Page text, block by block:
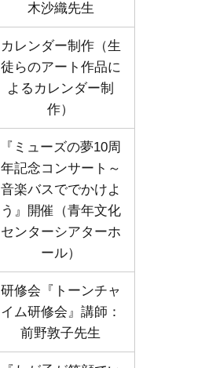
木沙織先生
カレンダー制作（生
徒らのアート作品に
よるカレンダー制
作）
『ミューズの夢10周
年記念コンサート～
音楽バスででかけよ
う』開催（青年文化
センターシアターホ
ール）
研修会『トーンチャ
イム研修会』講師：
前野敦子先生